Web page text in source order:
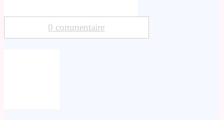
0 commentaire